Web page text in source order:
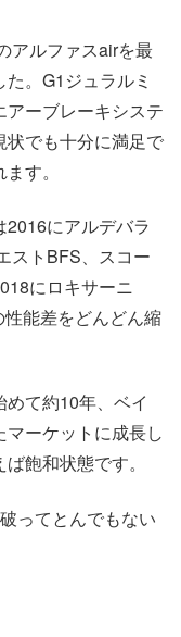
アルファスairを最
。G1ジュラルミ
ーブレーキシステ
状でも十分に満足で
す。
2016にアルデバラ
ストBFS、スコー
にロキサーニ
能差をどんどん縮
て約10年、ベイ
マーケットに成長し
飽和状態です。
ってとんでもない